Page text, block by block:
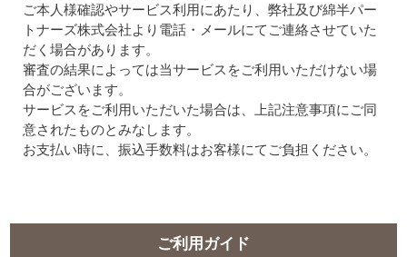
ご利用ガイド
ご本人様確認やサービス利用にあたり、弊社及び綿半パー
トナーズ株式会社より電話・メールにてご連絡させていた
だく場合があります。
審査の結果によっては当サービスをご利用いただけない場
合がございます。
サービスをご利用いただいた場合は、上記注意事項にご同
意されたものとみなします。
お支払い時に、振込手数料はお客様にてご負担ください。